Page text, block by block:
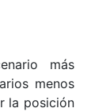
más
menos
la posición